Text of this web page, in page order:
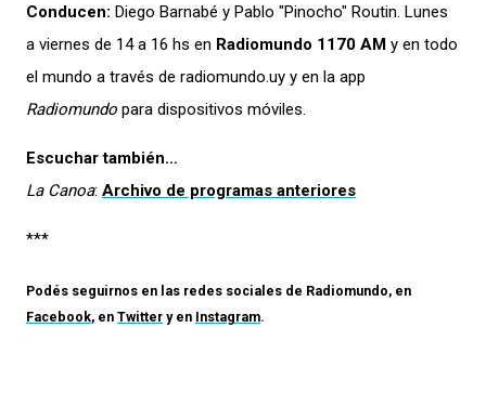
Conducen: Diego Barnabé y Pablo "Pinocho" Routin. Lunes
a viernes de 14 a 16 hs en Radiomundo 1170 AM y en todo
el mundo a través de radiomundo.uy y en la app
Radiomundo para dispositivos móviles.
Escuchar también…
La Canoa: Archivo de programas anteriores
***
Podés seguirnos en las redes sociales de Radiomundo, en
Facebook, en Twitter y en Instagram.